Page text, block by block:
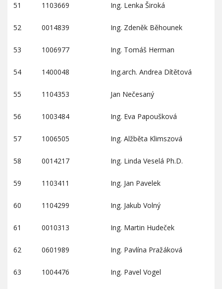
51 1103669 Ing. Lenka Široká
52 0014839 Ing. Zdeněk Běhounek
53 1006977 Ing. Tomáš Herman
54 1400048 Ing.arch. Andrea Dítětová
55 1104353 Jan Nečesaný
56 1003484 Ing. Eva Papoušková
57 1006505 Ing. Alžběta Klimszová
58 0014217 Ing. Linda Veselá Ph.D.
59 1103411 Ing. Jan Pavelek
60 1104299 Ing. Jakub Volný
61 0010313 Ing. Martin Hudeček
62 0601989 Ing. Pavlína Pražáková
63 1004476 Ing. Pavel Vogel